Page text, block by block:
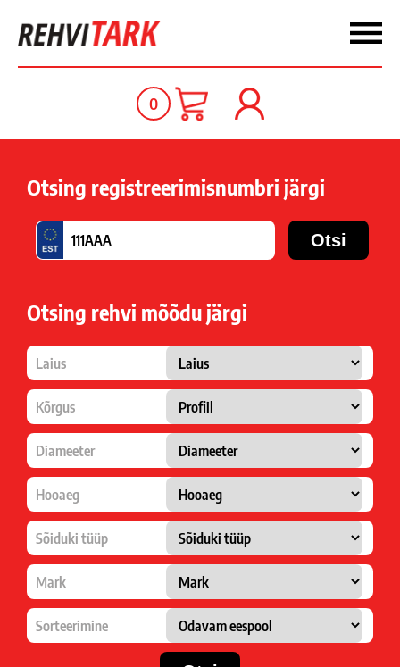
0
Otsing registreerimisnumbri järgi
Otsing rehvi mõõdu järgi
Laius
Kõrgus
Diameeter
Hooaeg
Sõiduki tüüp
Mark
Sorteerimine